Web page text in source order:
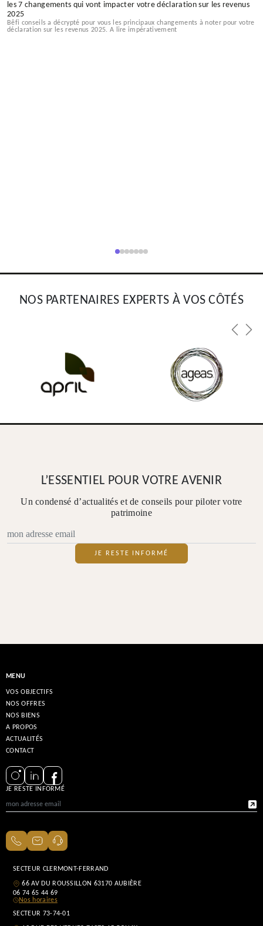
les 7 changements qui vont impacter votre déclaration sur les revenus
2025
Bêfi conseils a décrypté pour vous les principaux changements à noter pour votre
déclaration sur les revenus 2025. A lire impérativement
NOS PARTENAIRES EXPERTS À VOS CÔTÉS
L’ESSENTIEL POUR VOTRE AVENIR
Un condensé d’actualités et de conseils pour piloter votre
patrimoine
JE RESTE INFORMÉ
MENU
VOS OBJECTIFS
NOS OFFRES
NOS BIENS
A PROPOS
ACTUALITÉS
CONTACT
JE RESTE INFORMÉ
SECTEUR CLERMONT-FERRAND
66 AV DU ROUSSILLON 63170 AUBIÈRE
06 74 65 44 69
Nos horaires
SECTEUR 73-74-01